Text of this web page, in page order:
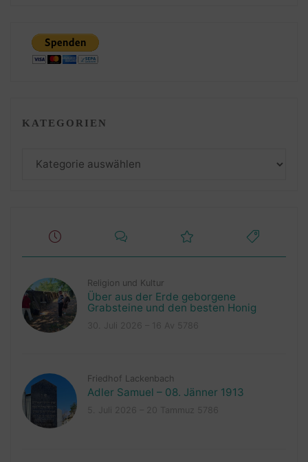
KATEGORIEN
Religion und Kultur
Über aus der Erde geborgene
Grabsteine und den besten Honig
Friedhof Lackenbach
Adler Samuel – 08. Jänner 1913